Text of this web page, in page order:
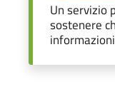
Un servizio
sostenere